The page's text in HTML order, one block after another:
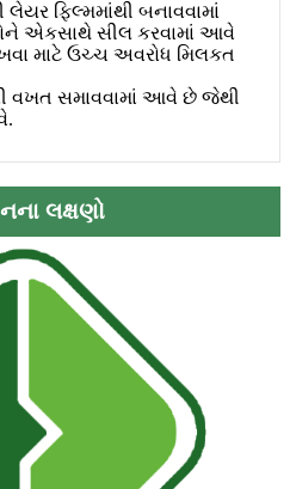
ફિલ્મમાંથી બનાવવામાં
એકસાથે સીલ કરવામાં આવે
માટે ઉચ્ચ અવરોધ મિલકત
સમાવવામાં આવે છે જેથી
લક્ષણો